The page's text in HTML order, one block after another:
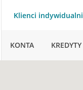
Klienci indywidualni
KONTA KREDYTY